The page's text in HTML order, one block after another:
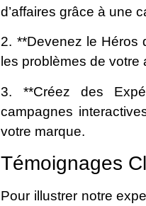
d’affaires grâce à une
2. **Devenez le Héros
les problèmes de
3. **Créez des
campagnes
votre marque.
Témoignages
Pour illustrer notre